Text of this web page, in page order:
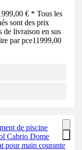
€ * Tous les
sont des prix
de livraison en sus
par pce11999,00
de piscine
Cabrio Dome
pour main courante